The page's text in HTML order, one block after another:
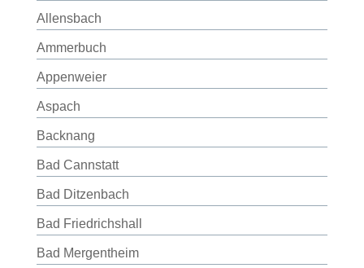
Allensbach
Ammerbuch
Appenweier
Aspach
Backnang
Bad Cannstatt
Bad Ditzenbach
Bad Friedrichshall
Bad Mergentheim